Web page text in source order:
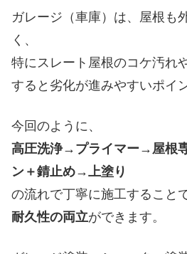
ガレージ（車庫）は、屋根も
く、
特にスレート屋根のコケ汚れ
すると劣化が進みやすいポイ
今回のように、
高圧洗浄→プライマー→屋根
ン＋錆止め→上塗り
の流れで丁寧に施工することで
耐久性の両立ができます。